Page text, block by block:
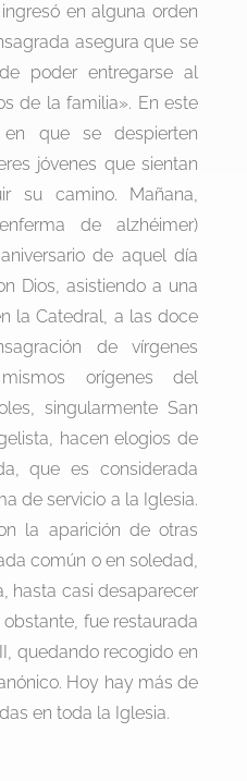
en alguna orden
asegura que se
poder entregarse al
de la familia». En este
que se despierten
jóvenes que sientan
su camino. Mañana,
de alzhéimer)
de aquel día
Dios, asistiendo a una
la Catedral, a las doce
de vírgenes
orígenes del
singularmente San
hacen elogios de
que es considerada
de servicio a la Iglesia.
la aparición de otras
común o en soledad,
hasta casi desaparecer
fue restaurada
quedando recogido en
Hoy hay más de
en toda la Iglesia.